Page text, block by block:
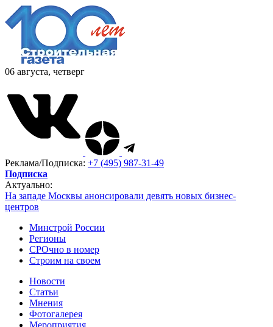
06 августа, четверг
Реклама/Подписка: +7 (495) 987-31-49
Подписка
Актуально:
На западе Москвы анонсировали девять новых бизнес-
центров
Минстрой России
Регионы
СРОчно в номер
Строим на своем
Новости
Статьи
Мнения
Фотогалерея
Мероприятия